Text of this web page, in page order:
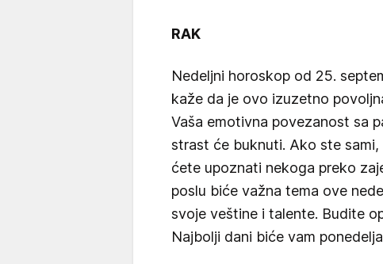
RAK
Nedeljni horoskop od 25.
kaže da je ovo izuzetno
Vaša emotivna povezanost sa
strast će buknuti. Ako ste
ćete upoznati nekoga preko
poslu biće važna tema ove
svoje veštine i talente. Budite
Najbolji dani biće vam